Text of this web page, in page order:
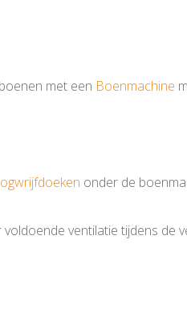
met een Boenmachine
onder de
ventilatie tijdens de